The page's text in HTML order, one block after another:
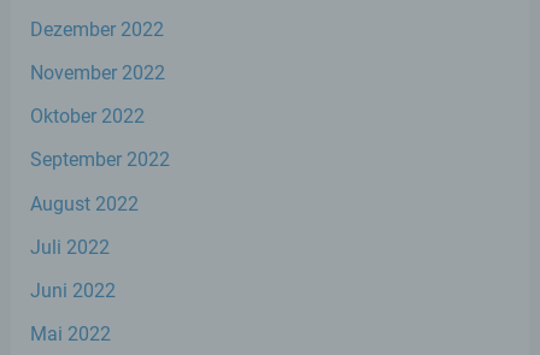
Dezember 2022
November 2022
Oktober 2022
September 2022
August 2022
Juli 2022
Juni 2022
Mai 2022
organisatorischen Maßnahmen unterliegen,
personenbezogenen Daten nicht einer
natürlichen Person zugewiesen werden.
g) Verantwortlicher oder für die
Verantwortlicher ist die natürliche oder